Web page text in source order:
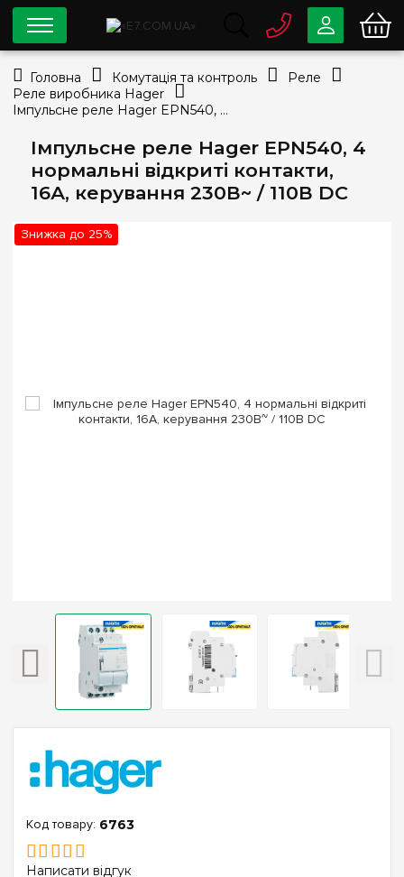
Імпульсне реле Hager EPN540, 4
нормальні відкриті контакти,
16А, керування 230В~ / 110В DC
Знижка до 25%
6763
Написати відгук
0 80033-63-07
info@e7.com.ua
Viber Telegram
Головна Комутація та контроль
Реле
Реле виробника Hager
Імпульсне реле Hager EPN540, 4 нормальні відкриті контакти, 16А, керування 230В~ / 110В DC